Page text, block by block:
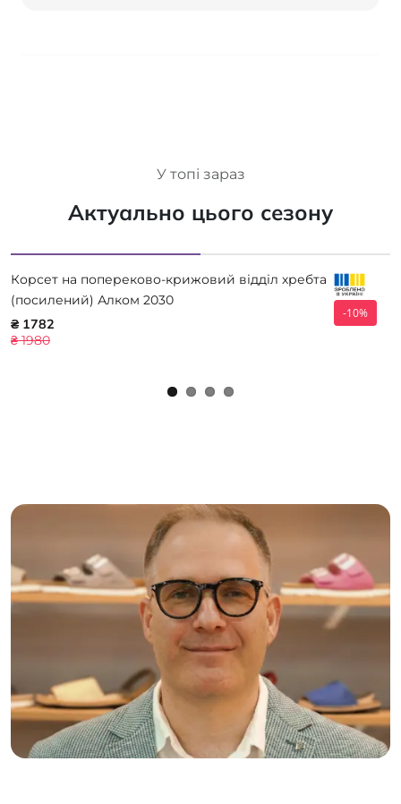
У топі зараз
Актуально цього сезону
-10%
Корсет на попереково-крижовий відділ хребта
(посилений) Алком 2030
₴ 1782
₴ 1980